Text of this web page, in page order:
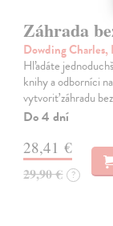
Záhrada
Dowding
Hľadáte
knihy a odborníci
vytvoriť záhradu
Do 4 dní
28,41 €
29,90 € ?